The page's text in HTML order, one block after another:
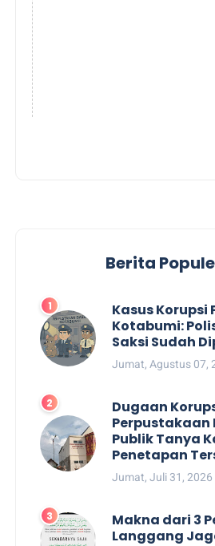
Berita
Kasus Korupsi
Kotabumi:
Saksi Sudah
Jumat, Agustus 07,
Dugaan
Perpustakaan
Publik Tanya
Penetapan
Jumat, Juli 31, 2026
Makna dari 3
Langgang